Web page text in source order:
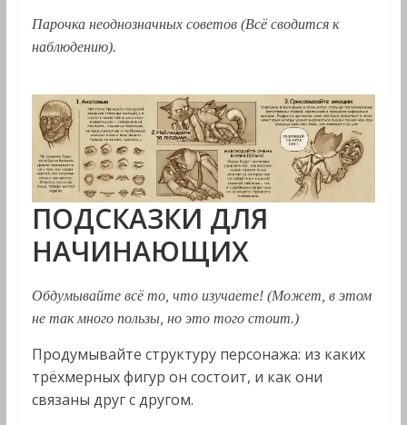
Парочка неоднозначных советов (Всё сводится к
наблюдению).
ПОДСКАЗКИ ДЛЯ
НАЧИНАЮЩИХ
Обдумывайте всё то, что изучаете! (Может, в этом
не так много пользы, но это того стоит.)
Продумывайте структуру персонажа: из каких
трёхмерных фигур он состоит, и как они
связаны друг с другом.